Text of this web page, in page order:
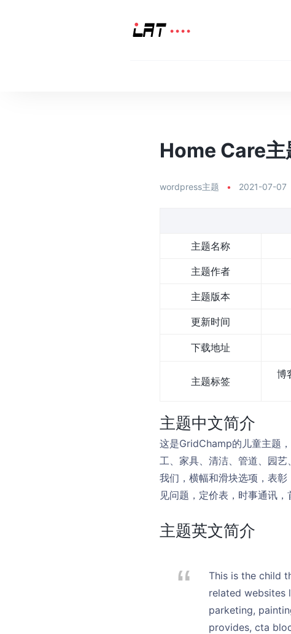
Home Care主
wordpress主题 • 2021-07-07
主题名称
主题作者
主题版本
更新时间
下载地址
主题标签
博
主题中文简介
这是GridChamp的儿童主题
工、家具、清洁、管道、园
我们，横幅和滑块选项，表
见问题，定价表，时事通讯，
主题英文简介
This is the child
related websites
parketing,
provides, cta